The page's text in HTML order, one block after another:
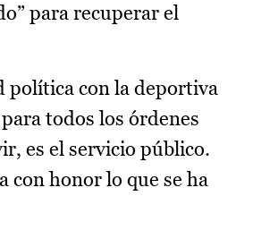
para recuperar el
política con la deportiva
todos los órdenes
es el servicio público.
con honor lo que se ha